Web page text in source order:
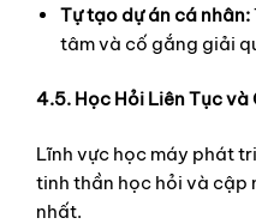
Tự tạo dự án cá nhân:
tâm và cố gắng giải
4.5. Học Hỏi Liên Tục
Lĩnh vực học máy phát
tinh thần học hỏi và cập
nhất.